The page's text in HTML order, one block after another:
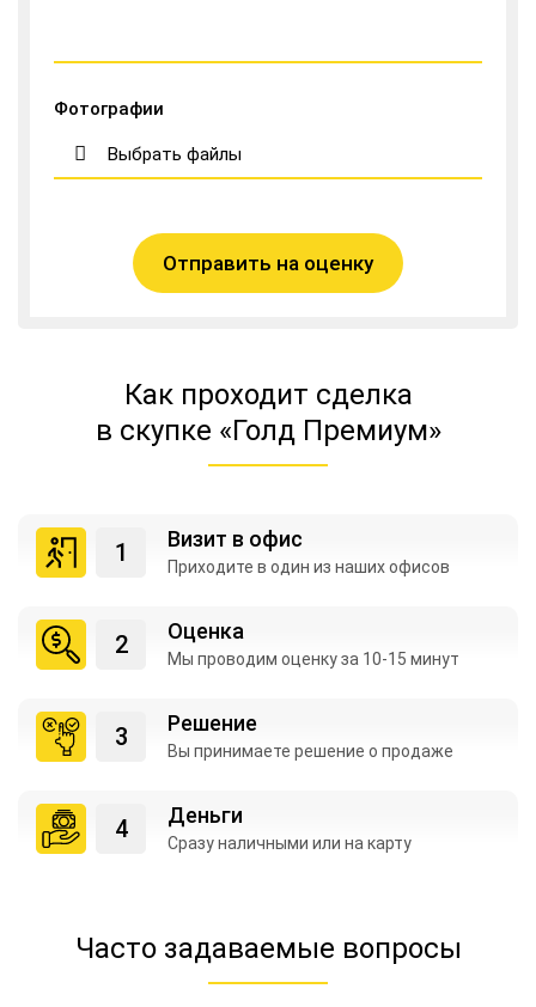
Фотографии
Выбрать файлы
Отправить на оценку
Как проходит сделка
в скупке «Голд Премиум»
Визит в офис
Приходите в один из наших офисов
Оценка
Мы проводим оценкуза 10-15 минут
Решение
Вы принимаете решение о продаже
Деньги
Сразу наличными или на карту
Часто задаваемые вопросы